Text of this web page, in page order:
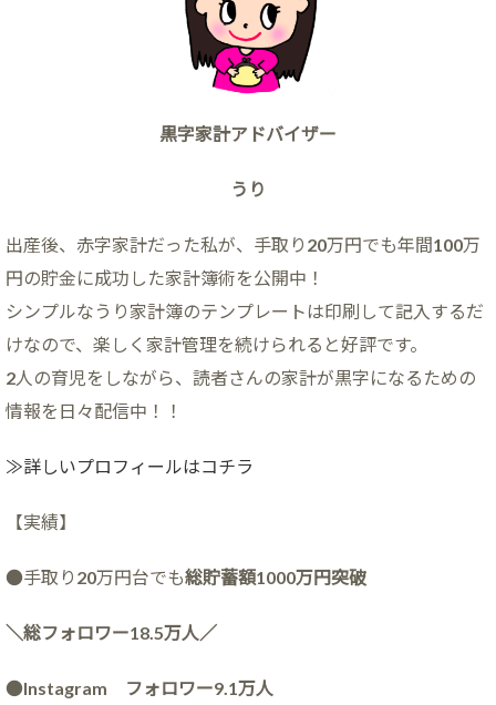
黒字家計アドバイザー
うり
出産後、赤字家計だった私が、手取り20万円でも年間100万
円の貯金に成功した家計簿術を公開中！
シンプルなうり家計簿のテンプレートは印刷して記入するだ
けなので、楽しく家計管理を続けられると好評です。
2人の育児をしながら、読者さんの家計が黒字になるための
情報を日々配信中！！
≫詳しいプロフィールはコチラ
【実績】
●手取り20万円台でも総貯蓄額1000万円突破
＼総フォロワー18.5万人／
●Instagram フォロワー9.1万人